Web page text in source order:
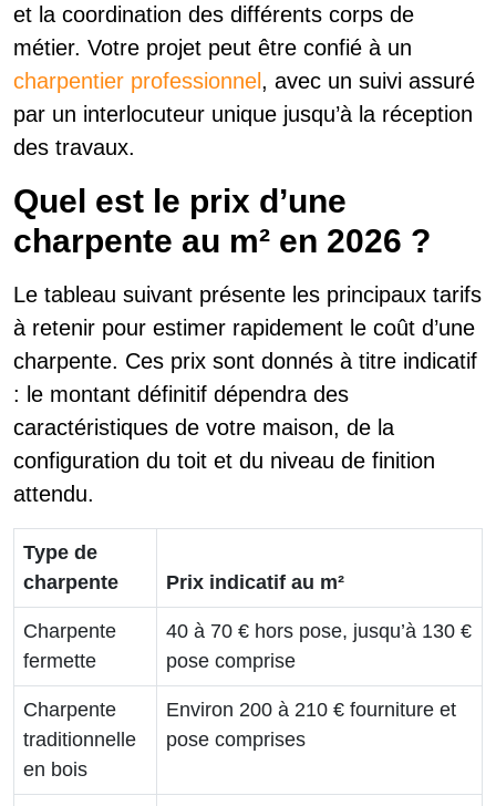
et la coordination des différents corps de
métier. Votre projet peut être confié à un
charpentier professionnel , avec un suivi assuré
par un interlocuteur unique jusqu’à la réception
des travaux.
Quel est le prix d’une
charpente au m² en 2026 ?
Le tableau suivant présente les principaux tarifs
à retenir pour estimer rapidement le coût d’une
charpente. Ces prix sont donnés à titre indicatif
: le montant définitif dépendra des
caractéristiques de votre maison, de la
configuration du toit et du niveau de finition
attendu.
Type de
charpente
Prix indicatif au m²
Charpente
fermette
40 à 70 € hors pose, jusqu’à 130 €
pose comprise
Charpente
traditionnelle
en bois
Environ 200 à 210 € fourniture et
pose comprises